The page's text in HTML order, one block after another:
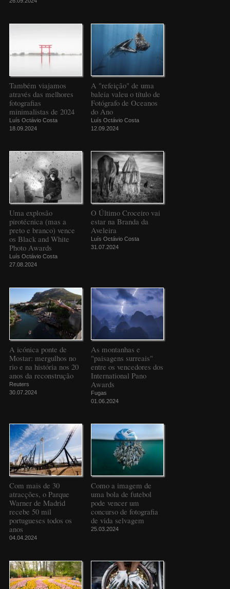
Também viajamos
através das melhores
fotografias
minimalistas de 2024
Luís Octávio Costa
18.09.2024
A "refeição" de uma
baleia valeu o título de
Fotógrafo de Oceanos
do Ano
Luís Octávio Costa
12.09.2024
Uma explosão
pirotécnica (mas a
preto e branco) vence
os Black and White
Photo Awards
Luís Octávio Costa
27.08.2024
O Último Croceiro vai
estar na Branda da
Aveleira
Luís Octávio Costa
31.07.2024
A icónica ponte de
Mostar: mergulhos no
rio e na história nos 20
anos da reconstrução
Reuters
30.07.2024
As montanhas e
"paisagens surreais"
entre os vencedores dos
International Pano
Awards
Fugas
01.06.2024
Com mais de 30
atracções, o Parque
Warner de Madrid
recebe 50 mil
portugueses todos os
anos
04.04.2024
Como a imagem de
uma bola de futebol
pode vencer um
concurso de fotografia
de vida selvagem
25.03.2024